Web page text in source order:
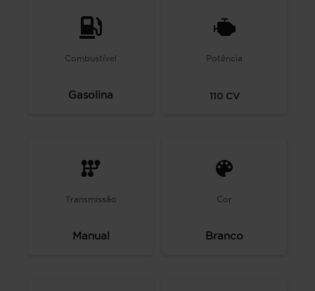
Combustível
Gasolina
Potência
110CV
Transmissão
Manual
Cor
Branco